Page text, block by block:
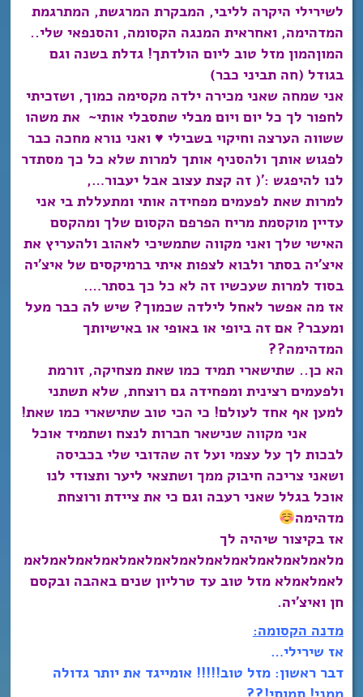
לשירילי היקרה לליבי, המבקרת המרגשת, המתרגמת
המדהימה, ואחראית המנגה הקסומה, והסנפאי שלי..
המוןהמון מזל טוב ליום הולדתך! גדלת בשנה וגם
בגודל (חה תביני כבר)
אני שמחה שאני מכירה ילדה מקסימה כמוך, ושזכיתי
לחפור לך כל יום ויום מבלי שתסבלי אותי~ את משהו
ששווה הערצה וחיקוי בשבילי ♥ ואני נורא מחכה כבר
לפגוש אותך ולהסניף אותך למרות שלא כל כך מסתדר
לנו להיפגש :'( זה קצת עצוב אבל יעבור…,
למרות שאת לפעמים מפחידה אותי ומתעללת בי אני
עדיין מוקסמת מריח הפרפם הקסום שלך ומהקסם
האישי שלך ואני מקווה שתמשיכי לאהוב ולהעריץ את
איצ’יה בסתר ולבוא לצפות איתי ברמיקסים של איצ’יה
בסוד למרות שעכשיו זה לא כל כך בסתר….
אז מה אפשר לאחל לילדה שכמוך? שיש לה כבר מעל
ומעבר? אם זה ביופי או באופי או באישיותך
המדהימה??
הא כן.. שתישארי תמיד כמו שאת מצחיקה, זורמת
ולפעמים רצינית ומפחידה גם רוצחת, שלא תשתני
למען אף אחד לעולם! כי הכי טוב שתישארי כמו שאת!
אני מקווה שנישאר חברות לנצח ושתמיד אוכל
לבכות לך על עצמי ועל זה שהדובי שלי בכביסה
ושאני צריכה חיבוק ממך ושתצאי ליער ותצודי לנו
אוכל בגלל שאני רעבה וגם כי את ציידת ורוצחת
מדהימה
אז בקיצור שיהיה לך
מלאמלאמלאמלאמלאמלאמלאמלאמלאמלאמלאמלאמ
לאמלאמלא מזל טוב עד טרליון שנים באהבה ובקסם
חן ואיצ’יה.
מדנה הקסומה:
אז שירילי…
דבר ראשון: מזל טוב!!!!! אומייגד את יותר גדולה